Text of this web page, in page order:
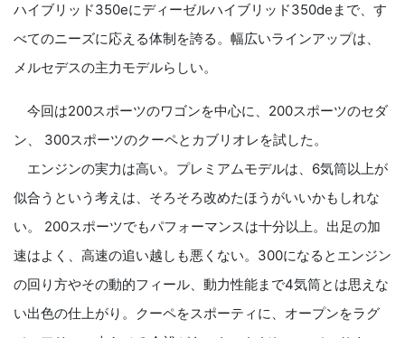
ハイブリッド350eにディーゼルハイブリッド350deまで、す
べてのニーズに応える体制を誇る。幅広いラインアップは、
メルセデスの主力モデルらしい。
今回は200スポーツのワゴンを中心に、200スポーツのセダ
ン、 300スポーツのクーペとカブリオレを試した。
エンジンの実力は高い。プレミアムモデルは、6気筒以上が
似合うという考えは、そろそろ改めたほうがいいかもしれな
い。 200スポーツでもパフォーマンスは十分以上。出足の加
速はよく、高速の追い越しも悪くない。300になるとエンジン
の回り方やその動的フィール、動力性能まで4気筒とは思えな
い出色の仕上がり。クーペをスポーティに、オープンをラグ